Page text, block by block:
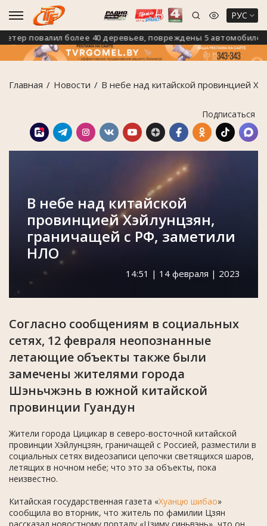
РУС
повалил более 40 деревьев, повреждены 5 автомобилей
Главная Новости В небе над китайской провинцией
Подписаться
В небе над китайской
провинцией Хэйлунцзян,
граничащей с РФ, заметили
НЛО
14:51 | 14 февраля | 2023
Согласно сообщениям в социальных
сетях, 12 февраля неопознанные
летающие объекты также были
замечены жителями города
Шэньчжэнь в южной китайской
провинции Гуандун
Жители города Цицикар в северо-восточной китайской
провинции Хэйлунцзян, граничащей с Россией, разместили в
социальных сетях видеозаписи цепочки светящихся шаров,
летящих в ночном небе; что это за объекты, пока
неизвестно.
Китайская государственная газета «Хуанцю шибао»
сообщила во вторник, что житель по фамилии Цзян